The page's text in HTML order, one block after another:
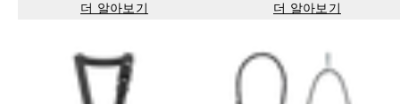
더 알아보기
더 알아보기